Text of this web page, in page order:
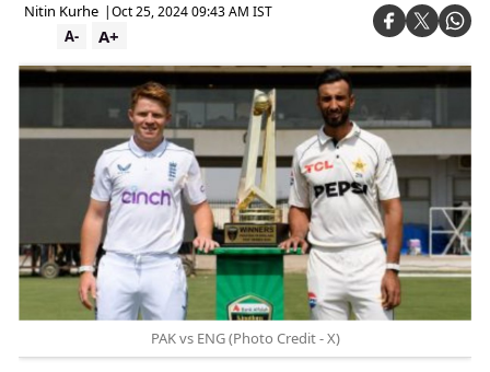
Nitin Kurhe |Oct 25, 2024 09:43 AM IST
A+
A-
PAK vs ENG (Photo Credit - X)